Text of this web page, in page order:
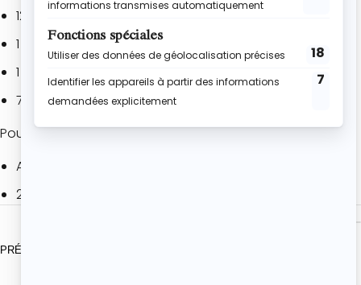
125 g de poudre d’amandes
1 cuil. à café de levure chimique
1 pincée de sel
7 abricots mûrs
Pour la décoration
Amandes effilées
2 cuil. à soupe de sucre roux
PRÉPARATION